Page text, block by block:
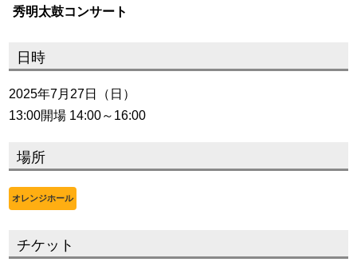
秀明太鼓コンサート
日時
2025年7月27日（日）
13:00開場 14:00～16:00
場所
オレンジホール
チケット